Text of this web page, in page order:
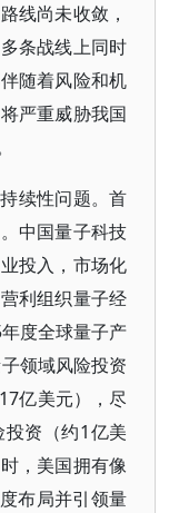
线尚未收敛，
条战线上同时
随着风险和机
严重威胁我国
续性问题。首
中国量子科技
投入，市场化
利组织量子经
度全球量子产
领域风险投资
亿美元），尽
资（约1亿美
，美国拥有像
布局并引领量